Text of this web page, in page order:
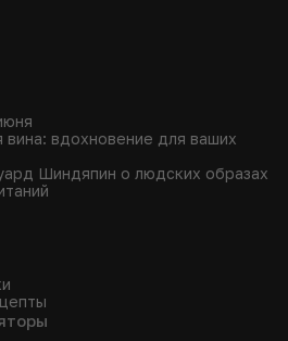
вина: вдохновение для ваших
Шиндяпин о людских образах